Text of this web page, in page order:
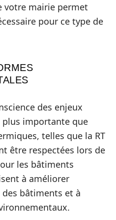
votre mairie permet
pour ce type de
des enjeux
importante que
telles que la RT
être respectées lors de
les bâtiments
à améliorer
des bâtiments et à